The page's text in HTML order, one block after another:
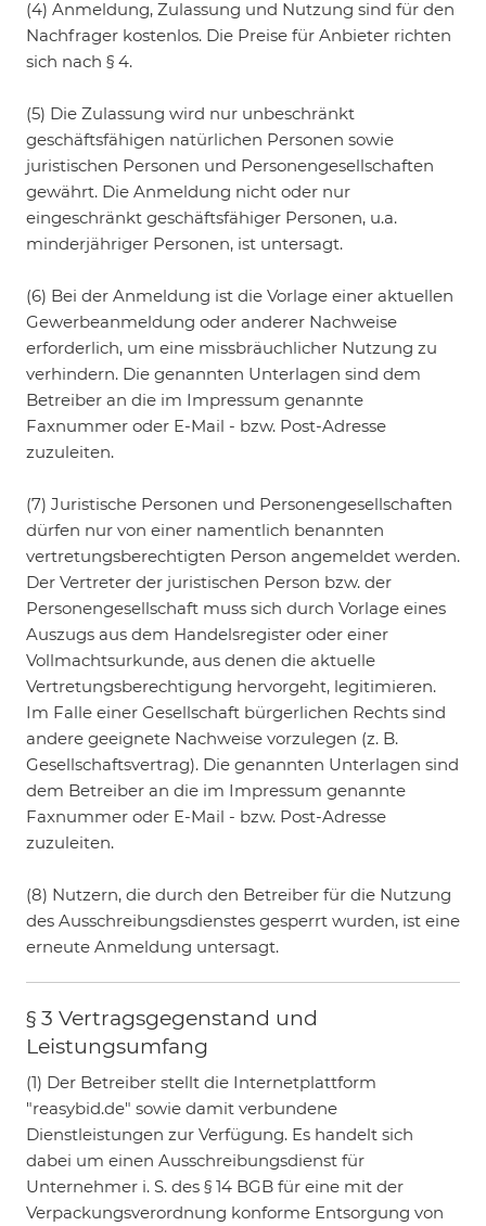
(4) Anmeldung, Zulassung und Nutzung sind für den
Nachfrager kostenlos. Die Preise für Anbieter richten
sich nach § 4.
(5) Die Zulassung wird nur unbeschränkt
geschäftsfähigen natürlichen Personen sowie
juristischen Personen und Personengesellschaften
gewährt. Die Anmeldung nicht oder nur
eingeschränkt geschäftsfähiger Personen, u.a.
minderjähriger Personen, ist untersagt.
(6) Bei der Anmeldung ist die Vorlage einer aktuellen
Gewerbeanmeldung oder anderer Nachweise
erforderlich, um eine missbräuchlicher Nutzung zu
verhindern. Die genannten Unterlagen sind dem
Betreiber an die im Impressum genannte
Faxnummer oder E-Mail - bzw. Post-Adresse
zuzuleiten.
(7) Juristische Personen und Personengesellschaften
dürfen nur von einer namentlich benannten
vertretungsberechtigten Person angemeldet werden.
Der Vertreter der juristischen Person bzw. der
Personengesellschaft muss sich durch Vorlage eines
Auszugs aus dem Handelsregister oder einer
Vollmachtsurkunde, aus denen die aktuelle
Vertretungsberechtigung hervorgeht, legitimieren.
Im Falle einer Gesellschaft bürgerlichen Rechts sind
andere geeignete Nachweise vorzulegen (z. B.
Gesellschaftsvertrag). Die genannten Unterlagen sind
dem Betreiber an die im Impressum genannte
Faxnummer oder E-Mail - bzw. Post-Adresse
zuzuleiten.
(8) Nutzern, die durch den Betreiber für die Nutzung
des Ausschreibungsdienstes gesperrt wurden, ist eine
erneute Anmeldung untersagt.
§ 3 Vertragsgegenstand und
Leistungsumfang
(1) Der Betreiber stellt die Internetplattform
"reasybid.de" sowie damit verbundene
Dienstleistungen zur Verfügung. Es handelt sich
dabei um einen Ausschreibungsdienst für
Unternehmer i. S. des § 14 BGB für eine mit der
Verpackungsverordnung konforme Entsorgung von